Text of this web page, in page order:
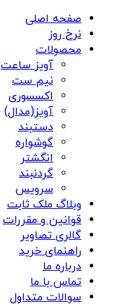
صفحه اصلی
نرخ روز
محصولات
آویز ساعت
نیم ست
اکسسوری
آویز(مدال)
دستبند
گوشواره
انگشتر
گردنبند
سرویس
وبلاگ ملک ثابت
قوانین و مقررات
گالری تصاویر
راهنمای خرید
درباره ما
تماس با ما
سوالات متداول